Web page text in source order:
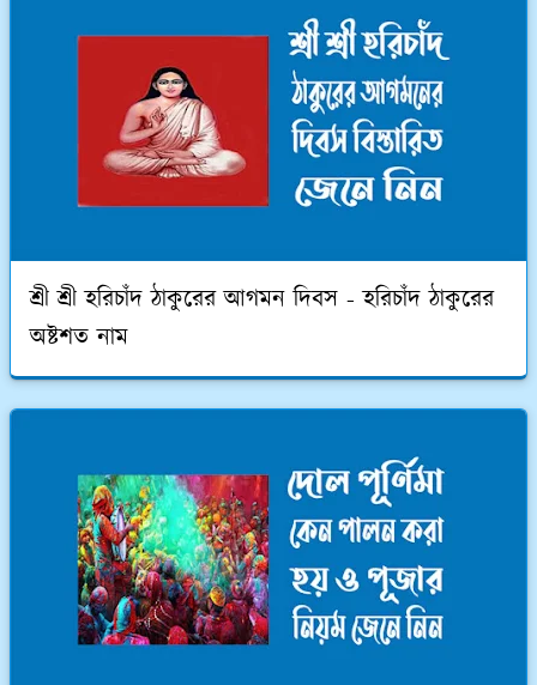
শ্রী শ্রী হরিচাঁদ ঠাকুরের আগমন দিবস - হরিচাঁদ ঠাকুরের
অষ্টশত নাম